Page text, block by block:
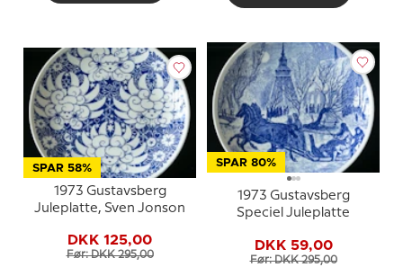
SPAR 58%
1973 Gustavsberg
Juleplatte, Sven Jonson
DKK 125,00
Før: DKK 295,00
SPAR 80%
1973 Gustavsberg
Speciel Juleplatte
DKK 59,00
Før: DKK 295,00